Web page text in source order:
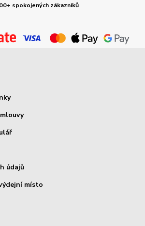
spokojených zákazníků
údajů
místo